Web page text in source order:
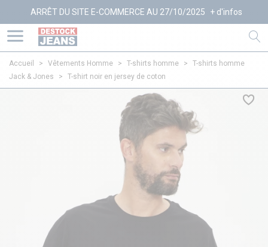
DU SITE E-COMMERCE AU 27/10/2025 + d'infos
Accueil > Vêtements Homme > T-shirts homme >
T-shirts homme
Jack & Jones
> T-shirt noir en jersey de coton